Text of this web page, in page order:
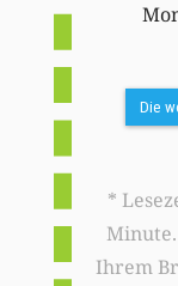
Die
*
Ihrem